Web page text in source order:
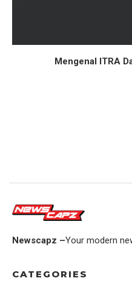
Mengenal ITRA
Newscapz –Your modern
CATEGORIES